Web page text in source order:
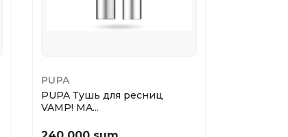
PUPA
PUPA Тушь для ресниц
VAMP! MA...